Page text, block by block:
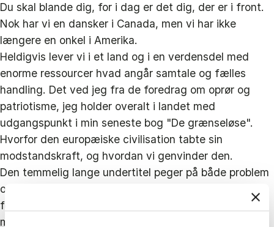
Du skal blande dig, for i dag er det dig, der er i front.
Nok har vi en dansker i Canada, men vi har ikke
længere en onkel i Amerika.
Heldigvis lever vi i et land og i en verdensdel med
enorme ressourcer hvad angår samtale og fælles
handling. Det ved jeg fra de foredrag om oprør og
patriotisme, jeg holder overalt i landet med
udgangspunkt i min seneste bog "De grænseløse".
Hvorfor den europæiske civilisation tabte sin
modstandskraft, og hvordan vi genvinder den.
Den temmelig lange undertitel peger på både problem
og løsning, for de mennesker, jeg møder til
foredragene, udviser en umådelig stærk
modstandskraft. De kender Rigsfællesskabets og